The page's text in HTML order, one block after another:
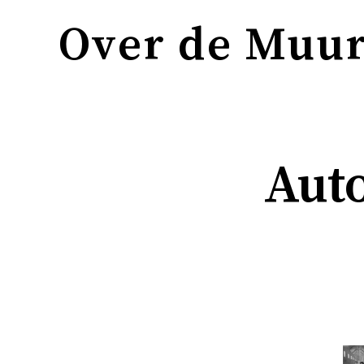
Over de